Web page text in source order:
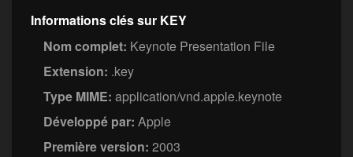
Informations clés sur KEY
Nom complet: Keynote Presentation File
Extension: .key
Type MIME: application/vnd.apple.keynote
Développé par: Apple
Première version: 2003